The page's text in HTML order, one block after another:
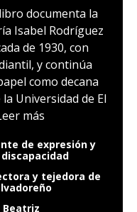
documenta la
Isabel Rodríguez
de 1930, con
y continúa
como decana
Universidad de El
más
de expresión y
y tejedora de
Beatriz